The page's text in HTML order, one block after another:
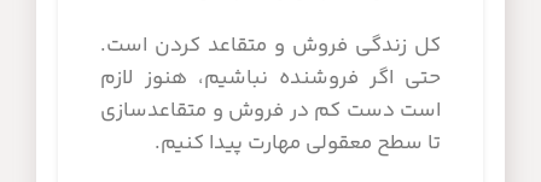
کل زندگی فروش و متقاعد کردن است.
حتی اگر فروشنده نباشیم، هنوز لازم
است دست کم در فروش و متقاعدسازی
تا سطح معقولی مهارت پیدا کنیم.